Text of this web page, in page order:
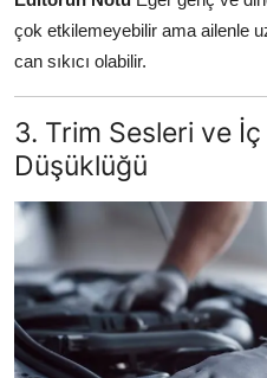
çok etkilemeyebilir ama ailenle
can sıkıcı olabilir.
3. Trim Sesleri ve
Düşüklüğü